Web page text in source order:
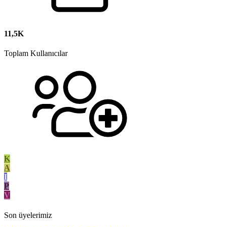
11,5K
Toplam Kullanıcılar
K
A
I
P
V
Son üyelerimiz